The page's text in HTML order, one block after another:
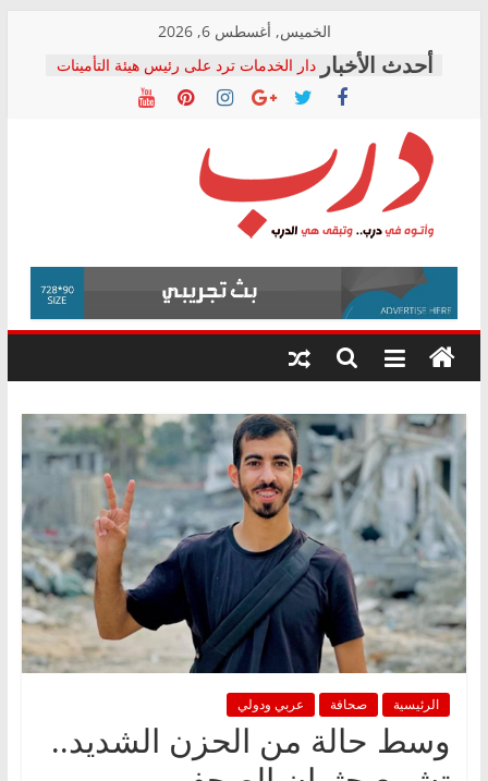
content
الخميس, أغسطس 6, 2026
دار الخدمات ترد على رئيس هيئة التأمينات
بعد مؤتمره الصحفي: إنكار الأزمة لا ينهي
معاناة أصحاب المعاشات.. ونطالب بكشف
فرحات سليمان يكتب: القطاع الصحي إلى
أين؟
حزب التحالف الشعبي يطلق لجنة “الحق
في الصحة” بالإسكندرية لرصد الانتهاكات
ودعم المرضى
الوزاري لمدينة الصحفيين.. وانتهاء أعمال
إنشاء المبنى الإداري
المجلس القومي لحقوق الإنسان يعلن
متابعة قضية الدكتور محمد زهران.. ويؤكد:
قرينة البراءة وضمانات المحاكمة العادلة
درب
وأتوه
درب..
وتبقى
هي
الرئيسية صحافة عربي ودولي
وسط حالة من الحزن الشديد..